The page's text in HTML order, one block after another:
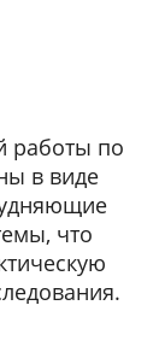
работы по
в виде
что